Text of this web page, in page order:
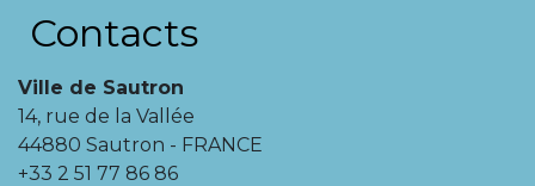
Contacts
Ville de Sautron
14, rue de la Vallée
44880 Sautron - FRANCE
+33 2 51 77 86 86